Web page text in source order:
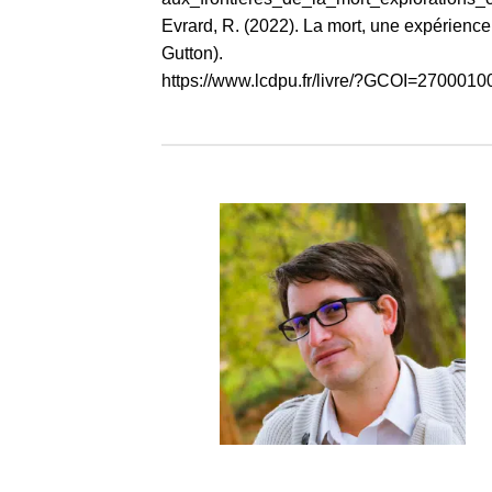
Evrard, R. (2022). La mort, une
Gutton).
https://www.lcdpu.fr/livre/